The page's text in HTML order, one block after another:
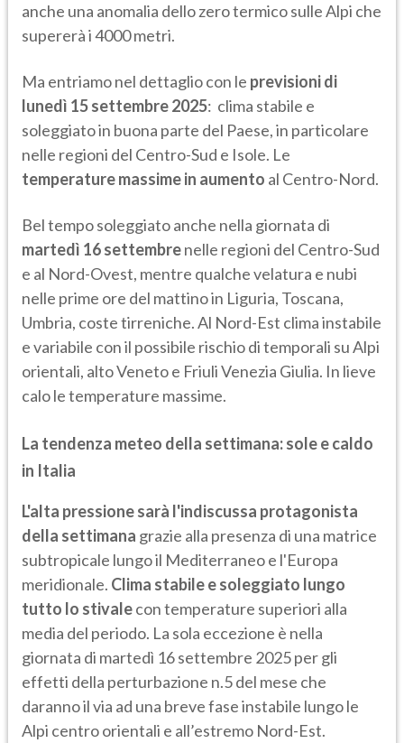
anche una anomalia dello zero termico sulle Alpi che
supererà i 4000 metri.
Ma entriamo nel dettaglio con le previsioni di
lunedì 15 settembre 2025: clima stabile e
soleggiato in buona parte del Paese, in particolare
nelle regioni del Centro-Sud e Isole. Le
temperature massime in aumento al Centro-Nord.
Bel tempo soleggiato anche nella giornata di
martedì 16 settembrenelle regioni del Centro-Sud
e al Nord-Ovest, mentre qualche velatura e nubi
nelle prime ore del mattino in Liguria, Toscana,
Umbria, coste tirreniche. Al Nord-Est clima instabile
e variabile con il possibile rischio di temporali su Alpi
orientali, alto Veneto e Friuli Venezia Giulia. In lieve
calo le temperature massime.
La tendenza meteo della settimana: sole e caldo
in Italia
L'alta pressione sarà l'indiscussa protagonista
della settimana grazie alla presenza di una matrice
subtropicale lungo il Mediterraneo e l'Europa
meridionale. Clima stabile e soleggiato lungo
tutto lo stivalecon temperature superiori alla
media del periodo. La sola eccezione è nella
giornata di martedì 16 settembre 2025 per gli
effetti della perturbazione n.5 del mese che
daranno il via ad una breve fase instabile lungo le
Alpi centro orientali e all’estremo Nord-Est.